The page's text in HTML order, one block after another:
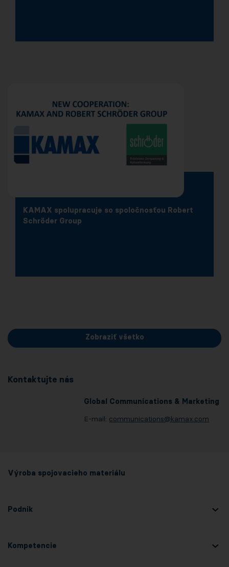
KAMAX spolupracuje so spoločnosťou Robert
Schröder Group
Zobraziť všetko
Kontaktujte nás
Global Communications & Marketing
E-mail: communications@kamax.com
Výroba spojovacieho materiálu
Podnik
Kompetencie